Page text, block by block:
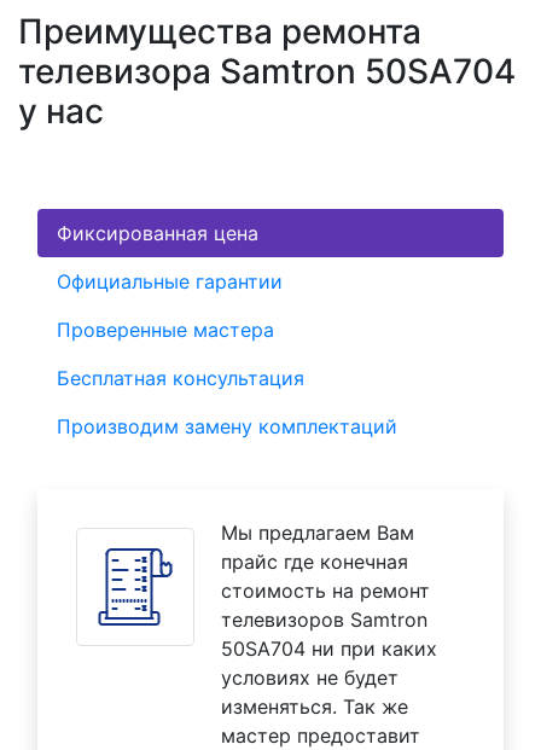
Преимущества ремонта
телевизора Samtron 50SA704
у нас
Фиксированная цена
Официальные гарантии
Проверенные мастера
Бесплатная консультация
Производим замену комплектаций
Мы предлагаем Вам
прайс где конечная
стоимость на ремонт
телевизоров Samtron
50SA704 ни при каких
условиях не будет
изменяться. Так же
мастер предоставит